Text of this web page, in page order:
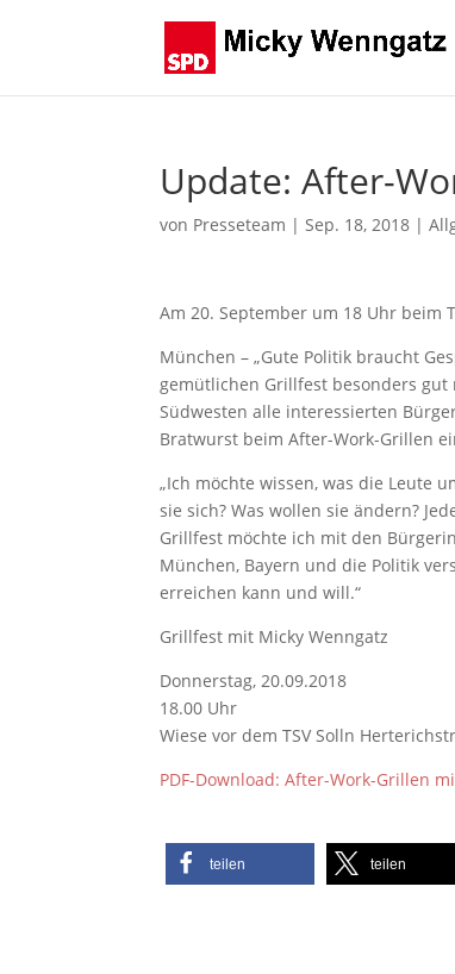
Update: After-
von Presseteam |Sep. 18, 2018 |
Am 20. September um 18 Uhr beim
München – „Gute Politik braucht
gemütlichen Grillfest besonders
Südwesten alle interessierten
Bratwurst beim After-Work-Grillen
„Ich möchte wissen, was die Leute
sie sich? Was wollen sie ändern?
Grillfest möchte ich mit den
München, Bayern und die Politik
erreichen kann und will.“
Grillfest mit Micky Wenngatz
Donnerstag, 20.09.2018
18.00 Uhr
Wiese vor dem TSV Solln
PDF-Download: After-Work-Grillen
teilen teilen